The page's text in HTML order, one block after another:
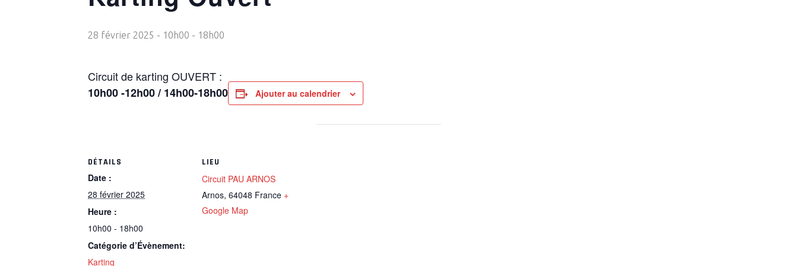
28 février 2025 - 10h00 - 18h00
Circuit de karting OUVERT :
10h00 -12h00 / 14h00-18h00
Ajouter au calendrier
DÉTAILS
Date :
28 février 2025
Heure :
10h00 - 18h00
Catégorie d’Évènement:
Karting
LIEU
Circuit PAU ARNOS
Arnos, 64048 France +
Google Map